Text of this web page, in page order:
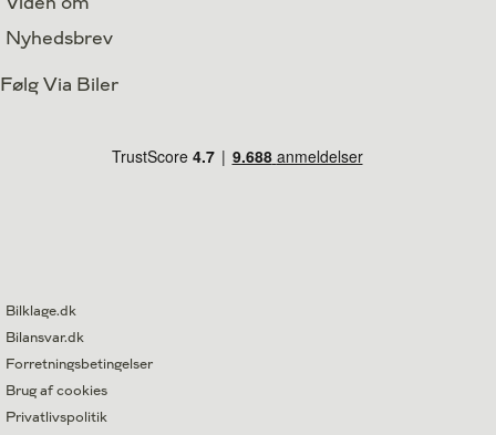
Nyhedsbrev
Følg Via Biler
Bilklage.dk
Bilansvar.dk
Forretningsbetingelser
Brug af cookies
Privatlivspolitik